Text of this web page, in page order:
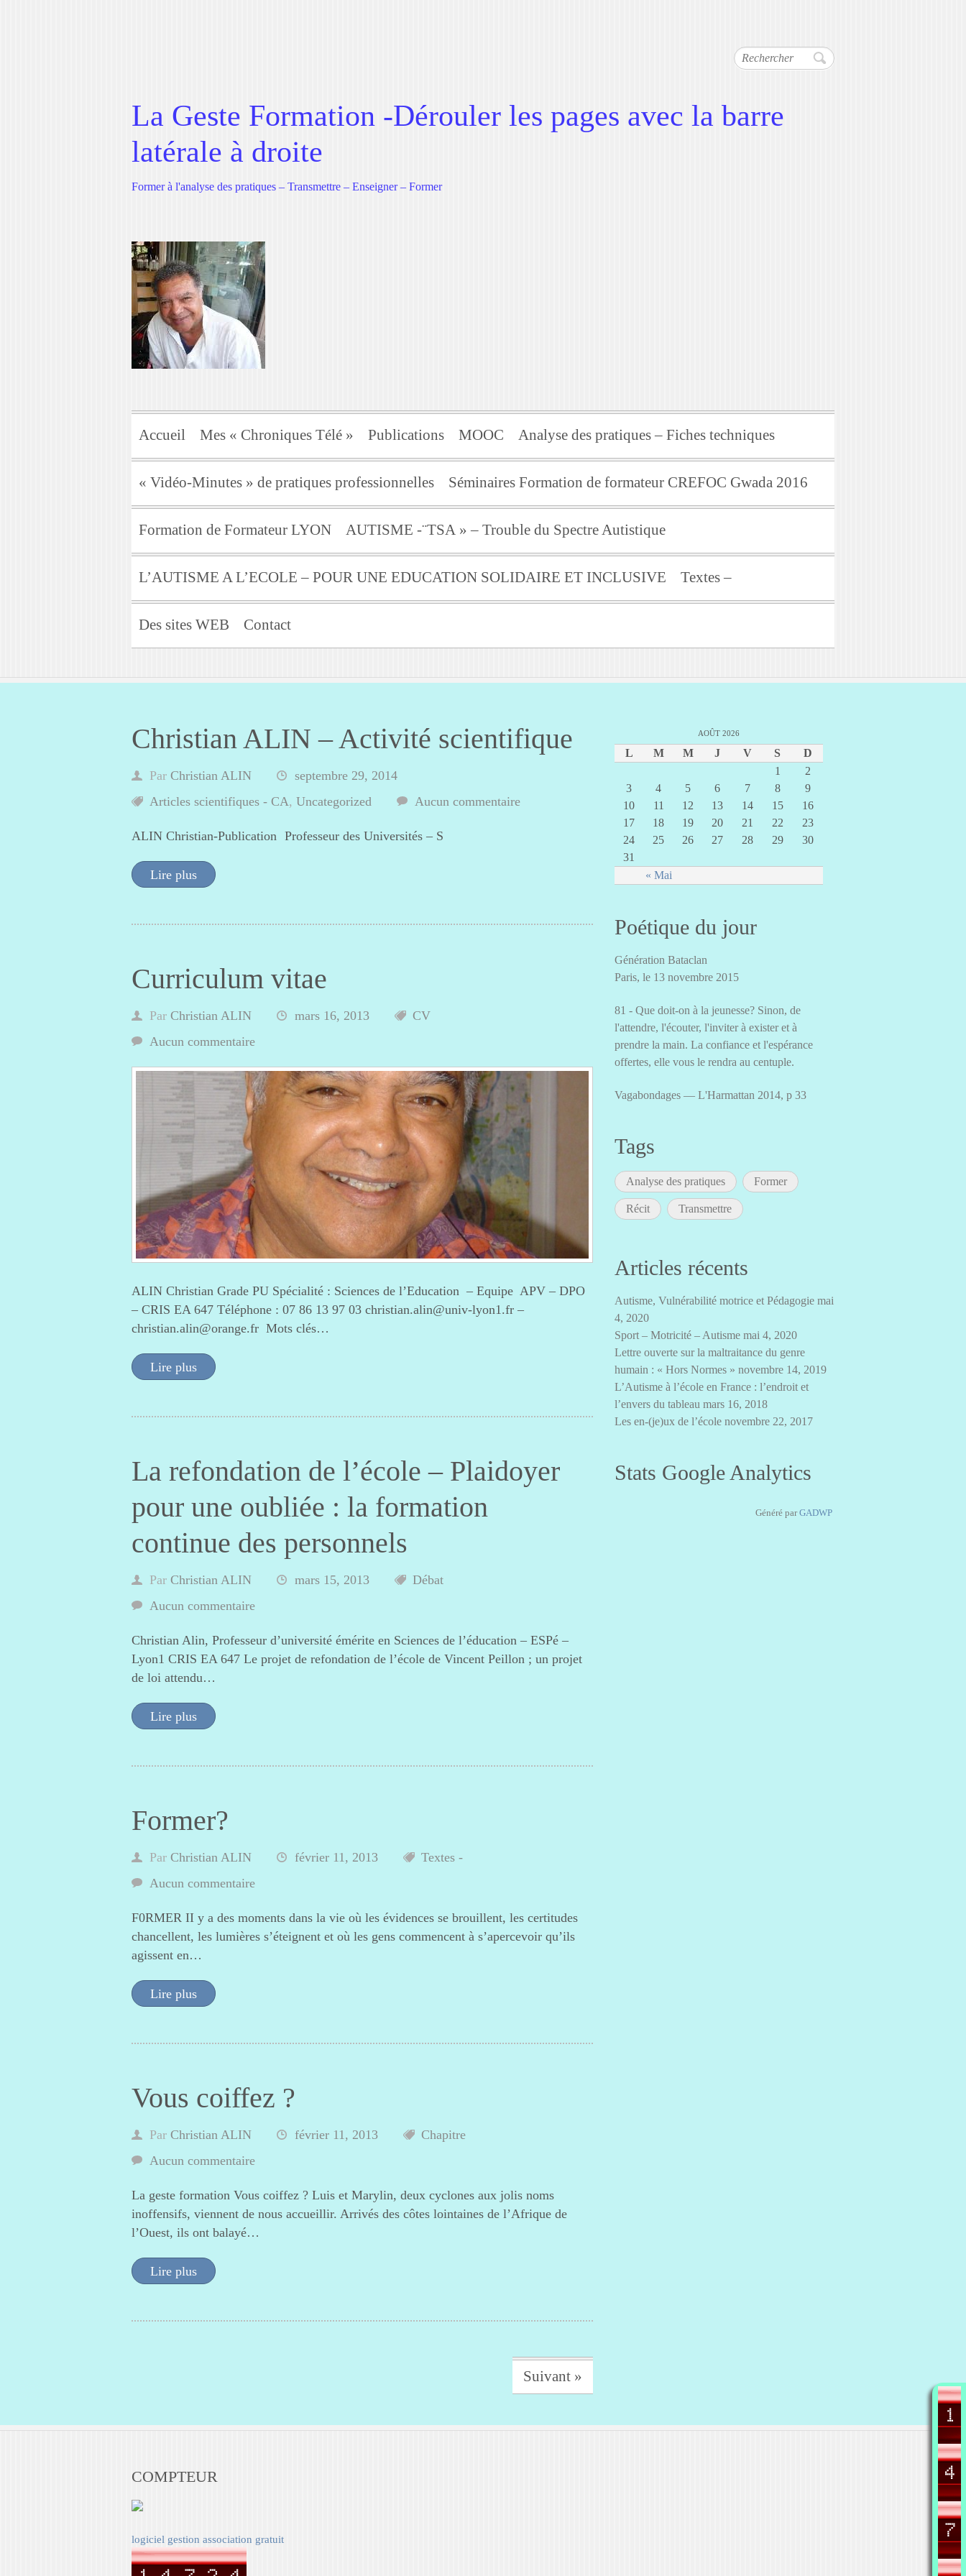
Rechercher
La Geste Formation -Dérouler les pages avec la barre
latérale à droite
Former à l'analyse des pratiques – Transmettre – Enseigner – Former
Accueil Mes « Chroniques Télé » Publications MOOC Analyse des pratiques – Fiches techniques
« Vidéo-Minutes » de pratiques professionnelles Séminaires Formation de formateur CREFOC Gwada 2016
Formation de Formateur LYON AUTISME -¨TSA » – Trouble du Spectre Autistique
L’AUTISME A L’ECOLE – POUR UNE EDUCATION SOLIDAIRE ET INCLUSIVE Textes –
Des sites WEB Contact
Christian ALIN – Activité scientifique
Par Christian ALIN
septembre 29, 2014
Articles scientifiques - CA, Uncategorized Aucun commentaire
ALIN Christian-Publication Professeur des Universités – S
Lire plus
Curriculum vitae
Par Christian ALIN mars 16, 2013
CV
Aucun commentaire
ALIN Christian Grade PU Spécialité : Sciences de l’Education – Equipe APV – DPO
– CRIS EA 647 Téléphone : 07 86 13 97 03 christian.alin@univ-lyon1.fr –
christian.alin@orange.fr Mots clés…
Lire plus
La refondation de l’école – Plaidoyer
pour une oubliée : la formation
continue des personnels
Par Christian ALIN mars 15, 2013
Débat
Aucun commentaire
Christian Alin, Professeur d’université émérite en Sciences de l’éducation – ESPé –
Lyon1 CRIS EA 647 Le projet de refondation de l’école de Vincent Peillon ; un projet
de loi attendu…
Lire plus
Former?
Par Christian ALIN février 11, 2013
Textes -
Aucun commentaire
F0RMER II y a des moments dans la vie où les évidences se brouillent, les certitudes
chancellent, les lumières s’éteignent et où les gens commencent à s’apercevoir qu’ils
agissent en…
Lire plus
Vous coiffez ?
Par Christian ALIN février 11, 2013
Chapitre
Aucun commentaire
La geste formation Vous coiffez ? Luis et Marylin, deux cyclones aux jolis noms
inoffensifs, viennent de nous accueillir. Arrivés des côtes lointaines de l’Afrique de
l’Ouest, ils ont balayé…
Lire plus
Suivant »
AOÛT 2026
L M M J V S D
« Mai
1
2
3
4 5 6 7 8
9
10
11 12 13 14 15
16
17
18 19 20 21 22
23
24
25 26 27 28 29
30
31
Poétique du jour
Génération Bataclan
Paris, le 13 novembre 2015
81 - Que doit-on à la jeunesse? Sinon, de
l'attendre, l'écouter, l'inviter à exister et à
prendre la main. La confiance et l'espérance
offertes, elle vous le rendra au centuple.
Vagabondages — L'Harmattan 2014, p 33
Tags
Analyse des pratiques Former
Récit Transmettre
Articles récents
Autisme, Vulnérabilité motrice et Pédagogie mai
4, 2020
Sport – Motricité – Autisme mai 4, 2020
Lettre ouverte sur la maltraitance du genre
humain : « Hors Normes » novembre 14, 2019
L’Autisme à l’école en France : l’endroit et
l’envers du tableau mars 16, 2018
Les en-(je)ux de l’école novembre 22, 2017
Stats Google Analytics
Généré parGADWP
COMPTEUR
logiciel gestion association gratuit